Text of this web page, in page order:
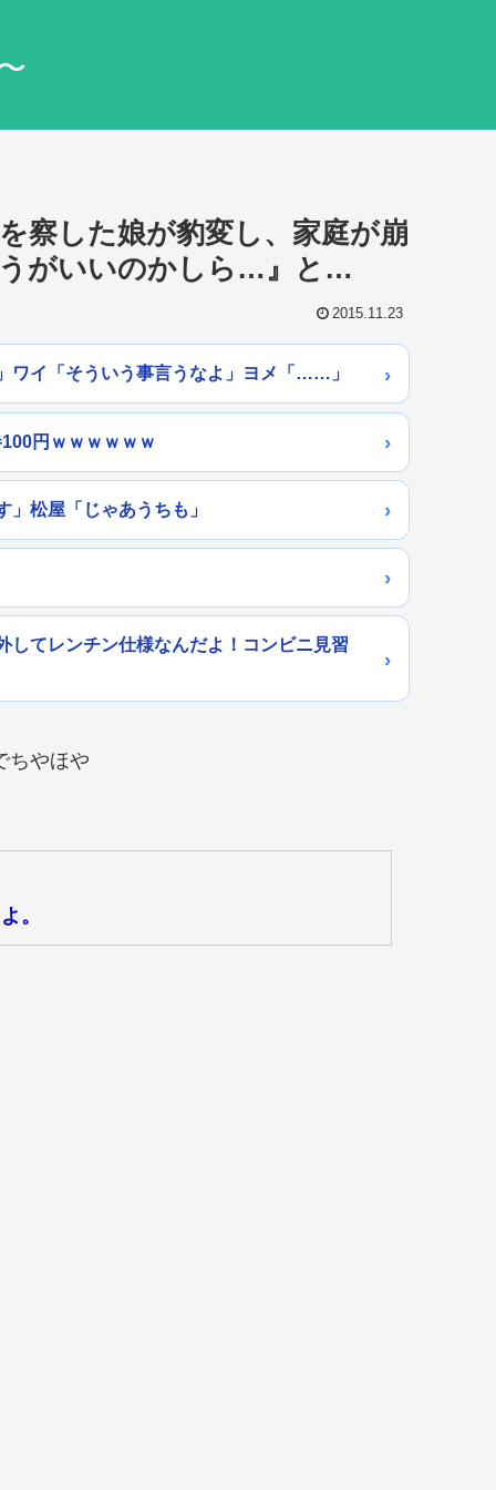
察した娘が豹変し、家庭が崩
がいいのかしら…』と…
2015.11.23
ワイ「そういう事言うなよ」ヨメ「……」
円ｗｗｗｗｗｗ
松屋「じゃあうちも」
してレンチン仕様なんだよ！コンビニ見習
。